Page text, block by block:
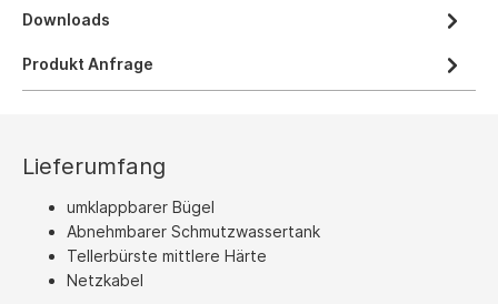
Downloads
Produkt Anfrage
Lieferumfang
umklappbarer Bügel
Abnehmbarer Schmutzwassertank
Tellerbürste mittlere Härte
Netzkabel